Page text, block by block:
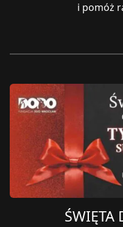
i pomóż
ŚWIĘTA